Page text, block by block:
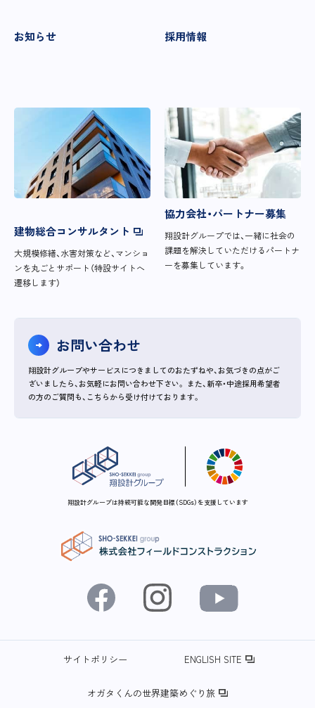
お知らせ 採用情報
建物総合コンサルタント
大規模修繕、水害対策など、マンショ
ンを丸ごとサポート（特設サイトへ
遷移します）
協力会社・パートナー募集
翔設計グループでは、一緒に社会の
課題を解決していただけるパートナ
ーを募集しています。
お問い合わせ
翔設計グループやサービスにつきましてのおたずねや、お気づきの点がご
ざいましたら、お気軽にお問い合わせ下さい。 また、新卒・中途採用希望者
の方のご質問も、こちらから受け付けております。
翔設計グループは持続可能な開発目標（SDGs）を支援しています
サイトポリシー ENGLISH SITE
オガタくんの世界建築めぐり旅